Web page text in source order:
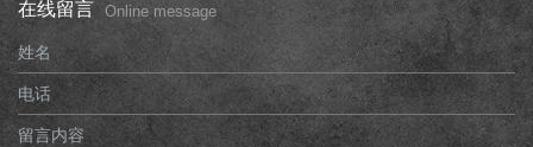
在线留言 Online message
姓名
电话
留言内容